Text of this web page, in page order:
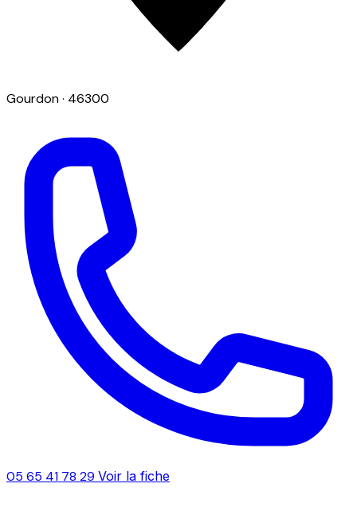
Gourdon· 46300
05 65 41 78 29 Voir la fiche